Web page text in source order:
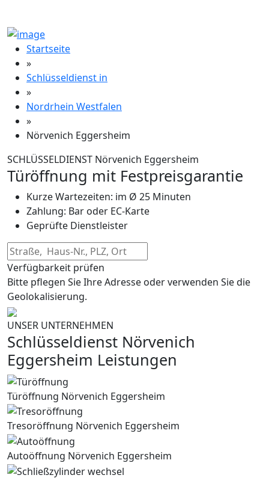
Startseite
»
Schlüsseldienst in
»
Nordrhein Westfalen
»
Nörvenich Eggersheim
SCHLÜSSELDIENST Nörvenich Eggersheim
Türöffnung mit Festpreisgarantie
Kurze Wartezeiten: im Ø 25 Minuten
Zahlung: Bar oder EC-Karte
Geprüfte Dienstleister
Verfügbarkeit prüfen
Bitte pflegen Sie Ihre Adresse oder verwenden Sie die
Geolokalisierung.
UNSER UNTERNEHMEN
Schlüsseldienst Nörvenich
Eggersheim Leistungen
Türöffnung Nörvenich Eggersheim
Tresoröffnung Nörvenich Eggersheim
Autoöffnung Nörvenich Eggersheim